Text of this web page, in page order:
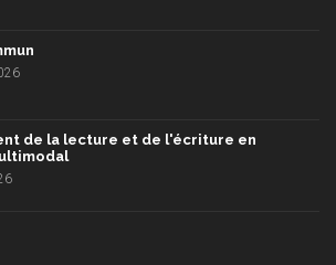
de la lecture et de l'écriture en